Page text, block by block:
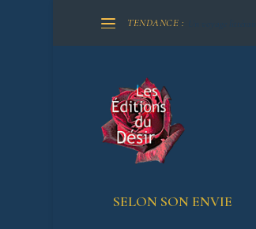
TENDANCE :
SELON SON ENVIE